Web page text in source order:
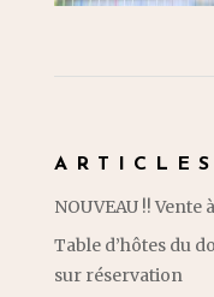
NOUVEAU !!
Table d’hôtes du
sur réservation